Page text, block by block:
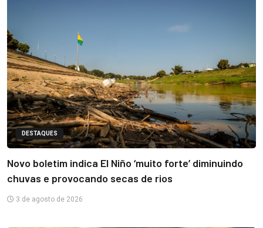
DESTAQUES
Novo boletim indica El Niño ‘muito forte’ diminuindo
chuvas e provocando secas de rios
3 de agosto de 2026